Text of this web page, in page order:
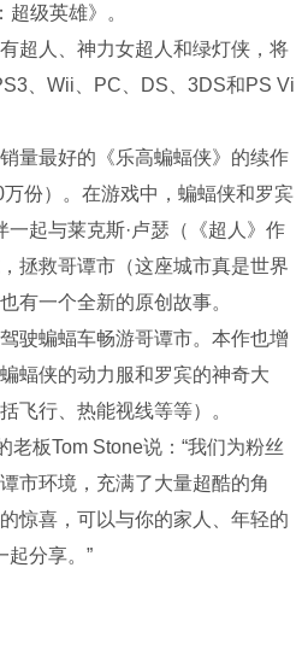
：超级英雄》。
人、神力女超人和绿灯侠，将
、Wii、PC、DS、3DS和PS Vi
最好的《乐高蝙蝠侠》的续作
万份）。在游戏中，蝙蝠侠和罗宾
一起与莱克斯·卢瑟（《超人》作
拯救哥谭市（这座城市真是世界
有一个全新的原创故事。
蝙蝠车畅游哥谭市。本作也增
蝠侠的动力服和罗宾的神奇大
飞行、热能视线等等）。
板Tom Stone说：“我们为粉丝
市环境，充满了大量超酷的角
惊喜，可以与你的家人、年轻的
起分享。”